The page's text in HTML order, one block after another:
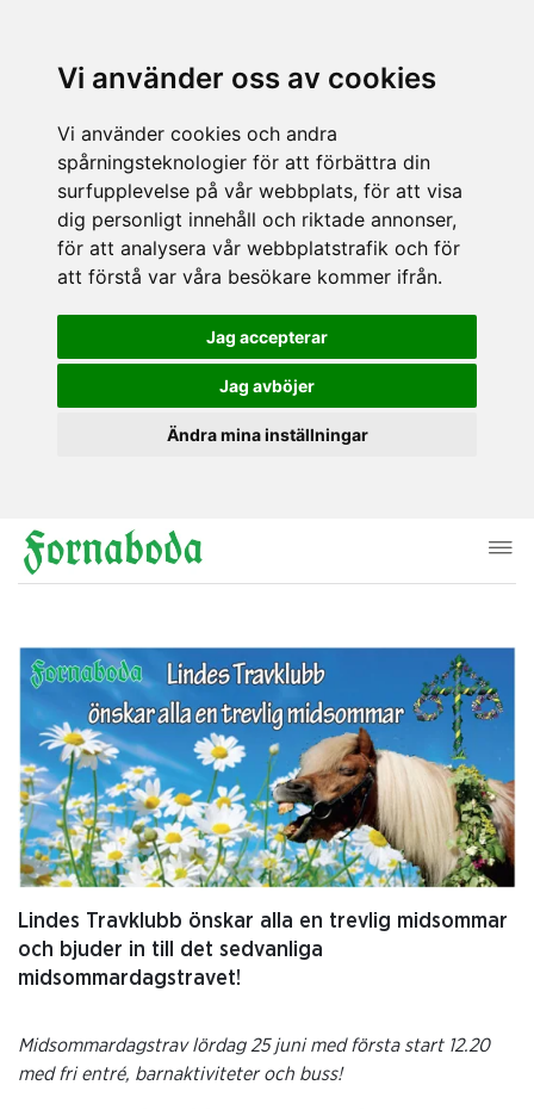
Vi använder oss av cookies
Vi använder cookies och andra
spårningsteknologier för att förbättra din
surfupplevelse på vår webbplats, för att visa
dig personligt innehåll och riktade annonser,
för att analysera vår webbplatstrafik och för
att förstå var våra besökare kommer ifrån.
Jag accepterar
Jag avböjer
Ändra mina inställningar
Lindes Travklubb önskar alla en trevlig midsommar
och bjuder in till det sedvanliga
midsommardagstravet!
Midsommardagstrav lördag 25 juni med första start 12.20
med fri entré, barnaktiviteter och buss!